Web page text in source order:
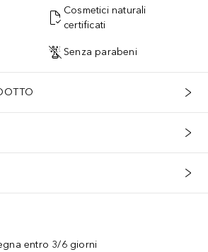
Cosmetici naturali
certificati
Senza parabeni
entro 3/6 giorni